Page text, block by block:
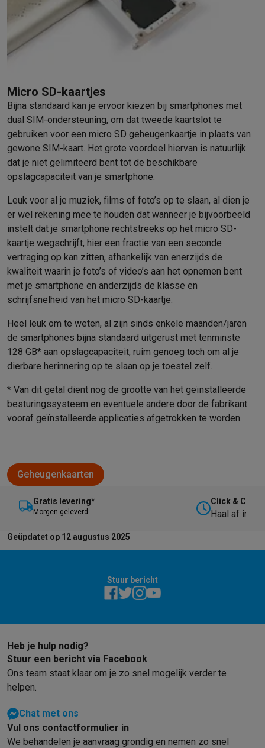
Solden Alle soldendeals Solden op groot elektro
ActiesDeals van het moment Promoties
Daarom Krëfel
Laagste prijsgarantie
Installatie aan huis
Klantenservice
Herstelling van je toestel
Groot elektro & inbouw
Vind jouw ideale wasmachine
Welke
Klein elektro Beauty & gezondheidHuishoudenKeuken
Beeld & GeluidKies jouw ideale TVEen speaker voor elke
Sport & OntspanningHoe kies je een smartwatch?Hoe kies je
Outlet
OutletAlle outlet dealsOutlet multimedia & telefonie
Micro SD-kaartjes
Bijna standaard kan je ervoor kiezen bij smartphones met
dual SIM-ondersteuning, om dat tweede kaartslot te
gebruiken voor een micro SD geheugenkaartje in plaats van
gewone SIM-kaart. Het grote voordeel hiervan is natuurlijk
dat je niet gelimiteerd bent tot de beschikbare
opslagcapaciteit van je smartphone.
Leuk voor al je muziek, films of foto’s op te slaan, al dien je
er wel rekening mee te houden dat wanneer je bijvoorbeeld
instelt dat je smartphone rechtstreeks op het micro SD-
kaartje wegschrijft, hier een fractie van een seconde
vertraging op kan zitten, afhankelijk van enerzijds de
kwaliteit waarin je foto’s of video’s aan het opnemen bent
met je smartphone en anderzijds de klasse en
schrijfsnelheid van het micro SD-kaartje.
Heel leuk om te weten, al zijn sinds enkele maanden/jaren
de smartphones bijna standaard uitgerust met tenminste
128 GB* aan opslagcapaciteit, ruim genoeg toch om al je
dierbare herinnering op te slaan op je toestel zelf.
* Van dit getal dient nog de grootte van het geïnstalleerde
besturingssysteem en eventuele andere door de fabrikant
vooraf geïnstalleerde applicaties afgetrokken te worden.
Geheugenkaarten
Gratis levering*
M orgen geleverd
Click &
Haal af in
Geüpdatet op 12 augustus 2025
Stuur bericht
Heb je hulp nodig?
Stuur een bericht via Facebook
Ons team staat klaar om je zo snel mogelijk verder te
helpen.
Chat met ons
Vul ons contactformulier in
We behandelen je aanvraag grondig en nemen zo snel